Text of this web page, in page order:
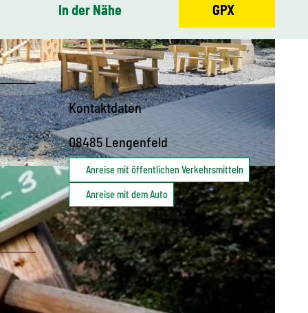
In der Nähe GPX
Kontaktdaten
08485Lengenfeld
Anreise mit öffentlichen Verkehrsmitteln
Anreise mit dem Auto